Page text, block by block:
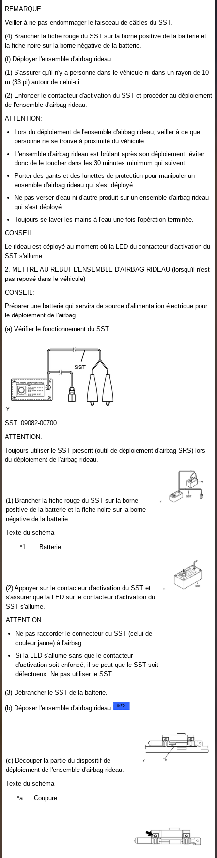
REMARQUE:
Veiller à ne pas endommager le faisceau de câbles du SST.
(4) Brancher la fiche rouge du SST sur la borne positive de la batterie et
la fiche noire sur la borne négative de la batterie.
(f) Déployer l'ensemble d'airbag rideau.
(1) S'assurer qu'il n'y a personne dans le véhicule ni dans un rayon de 10
m (33 pi) autour de celui-ci.
(2) Enfoncer le contacteur d'activation du SST et procéder au déploiement
de l'ensemble d'airbag rideau.
ATTENTION:
Lors du déploiement de l'ensemble d'airbag rideau, veiller à ce que
personne ne se trouve à proximité du véhicule.
L'ensemble d'airbag rideau est brûlant après son déploiement; éviter
donc de le toucher dans les 30 minutes minimum qui suivent.
Porter des gants et des lunettes de protection pour manipuler un
ensemble d'airbag rideau qui s'est déployé.
Ne pas verser d'eau ni d'autre produit sur un ensemble d'airbag rideau
qui s'est déployé.
Toujours se laver les mains à l'eau une fois l'opération terminée.
CONSEIL:
Le rideau est déployé au moment où la LED du contacteur d'activation du
SST s'allume.
2. METTRE AU REBUT L'ENSEMBLE D'AIRBAG RIDEAU (lorsqu'il n'est
pas reposé dans le véhicule)
CONSEIL:
Préparer une batterie qui servira de source d'alimentation électrique pour
le déploiement de l'airbag.
(a) Vérifier le fonctionnement du SST.
SST: 09082-00700
ATTENTION:
Toujours utiliser le SST prescrit (outil de déploiement d'airbag SRS) lors
du déploiement de l'airbag rideau.
(1) Brancher la fiche rouge du SST sur la borne
positive de la batterie et la fiche noire sur la borne
négative de la batterie.
Texte du schéma
*1
Batterie
(2) Appuyer sur le contacteur d'activation du SST et
s'assurer que la LED sur le contacteur d'activation du
SST s'allume.
ATTENTION:
Ne pas raccorder le connecteur du SST (celui de
couleur jaune) à l'airbag.
Si la LED s'allume sans que le contacteur
d'activation soit enfoncé, il se peut que le SST soit
défectueux. Ne pas utiliser le SST.
(3) Débrancher le SST de la batterie.
(b) Déposer l'ensemble d'airbag rideau
(c) Découper la partie du dispositif de
déploiement de l'ensemble d'airbag rideau.
Texte du schéma
*a
Coupure